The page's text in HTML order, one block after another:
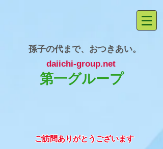
孫子の代まで、おつきあい。
第一グループ
daiichi-group.net
​ご訪問ありがとうございます